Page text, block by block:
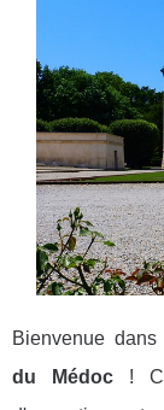
Bienvenue
du Médoc !